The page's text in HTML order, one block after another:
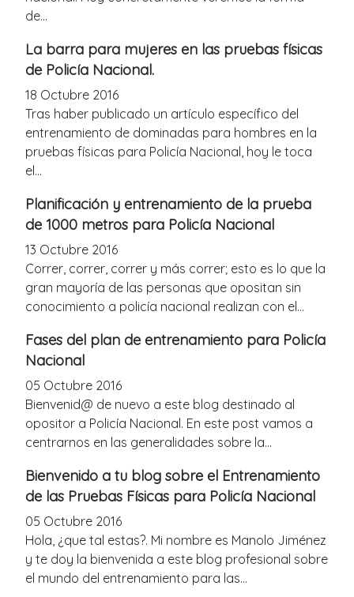
de...
La barra para mujeres en las pruebas físicas
de Policía Nacional.
18 Octubre 2016
Tras haber publicado un artículo específico del
entrenamiento de dominadas para hombres en la
pruebas físicas para Policía Nacional, hoy le toca
el...
Planificación y entrenamiento de la prueba
de 1000 metros para Policía Nacional
13 Octubre 2016
Correr, correr, correr y más correr; esto es lo que la
gran mayoría de las personas que opositan sin
conocimiento a policía nacional realizan con el...
Fases del plan de entrenamiento para Policía
Nacional
05 Octubre 2016
Bienvenid@ de nuevo a este blog destinado al
opositor a Policía Nacional. En este post vamos a
centrarnos en las generalidades sobre la...
Bienvenido a tu blog sobre el Entrenamiento
de las Pruebas Físicas para Policía Nacional
05 Octubre 2016
Hola, ¿que tal estas?. Mi nombre es Manolo Jiménez
y te doy la bienvenida a este blog profesional sobre
el mundo del entrenamiento para las...